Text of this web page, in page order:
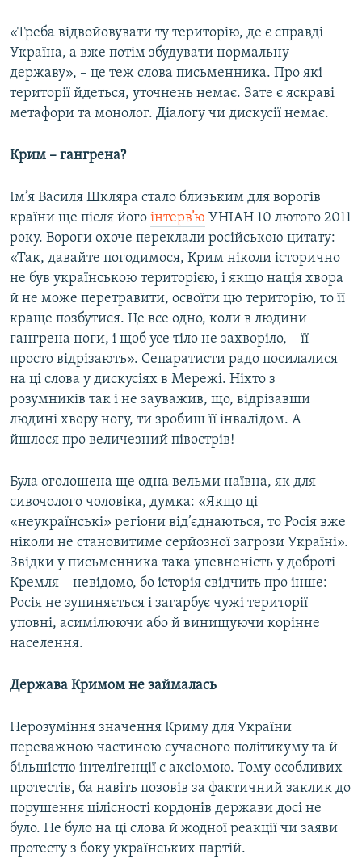
«Треба відвойовувати ту територію, де є справді
Україна, а вже потім збудувати нормальну
державу», – це теж слова письменника. Про які
території йдеться, уточнень немає. Зате є яскраві
метафори та монолог. Діалогу чи дискусії немає.
Крим – гангрена?
Ім’я Василя Шкляра стало близьким для ворогів
країни ще після його інтерв’ю УНІАН 10 лютого 2011
року. Вороги охоче переклали російською цитату:
«Так, давайте погодимося, Крим ніколи історично
не був українською територією, і якщо нація хвора
й не може перетравити, освоїти цю територію, то її
краще позбутися. Це все одно, коли в людини
гангрена ноги, і щоб усе тіло не захворіло, – її
просто відрізають». Сепаратисти радо посилалися
на ці слова у дискусіях в Мережі. Ніхто з
розумників так і не зауважив, що, відрізавши
людині хвору ногу, ти зробиш її інвалідом. А
йшлося про величезний півострів!
Була оголошена ще одна вельми наївна, як для
сивочолого чоловіка, думка: «Якщо ці
«неукраїнські» регіони від’єднаються, то Росія вже
ніколи не становитиме серйозної загрози Україні».
Звідки у письменника така упевненість у доброті
Кремля – невідомо, бо історія свідчить про інше:
Росія не зупиняється і загарбує чужі території
уповні, асимілюючи або й винищуючи корінне
населення.
Держава Кримом не займалась
Нерозуміння значення Криму для України
переважною частиною сучасного політикуму та й
більшістю інтелігенції є аксіомою. Тому особливих
протестів, ба навіть позовів за фактичний заклик до
порушення цілісності кордонів держави досі не
було. Не було на ці слова й жодної реакції чи заяви
протесту з боку українських партій.